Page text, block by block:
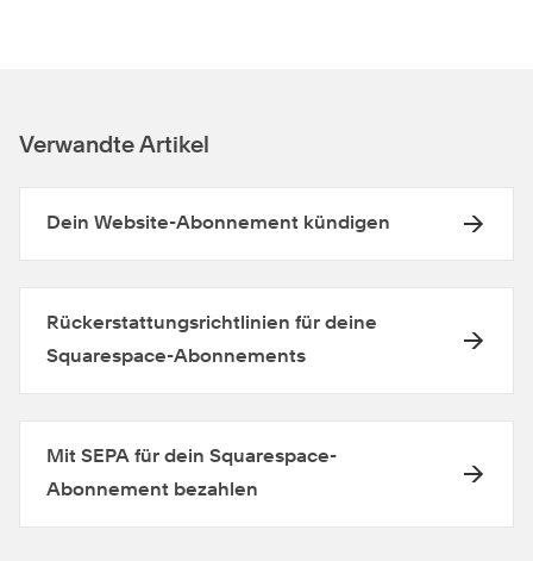
Verwandte Artikel
Dein Website-Abonnement kündigen
Rückerstattungsrichtlinien für deine
Squarespace-Abonnements
Mit SEPA für dein Squarespace-
Abonnement bezahlen